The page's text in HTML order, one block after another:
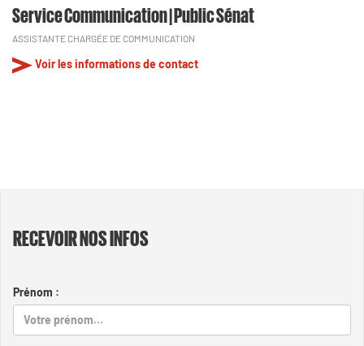
Service Communication | Public Sénat
ASSISTANTE CHARGÉE DE COMMUNICATION
Voir les informations de contact
RECEVOIR NOS INFOS
Prénom :